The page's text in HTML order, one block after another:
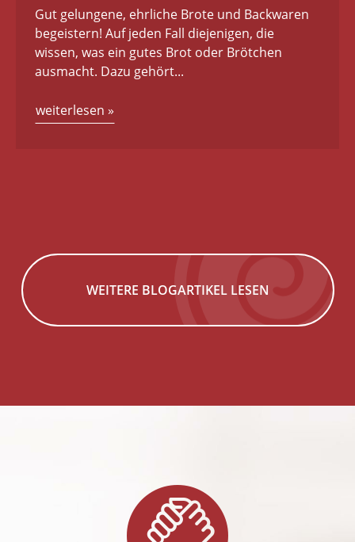
Gut gelungene, ehrliche Brote und Backwaren
begeistern! Auf jeden Fall diejenigen, die
wissen, was ein gutes Brot oder Brötchen
ausmacht. Dazu gehört...
weiterlesen »
WEITERE BLOGARTIKEL LESEN